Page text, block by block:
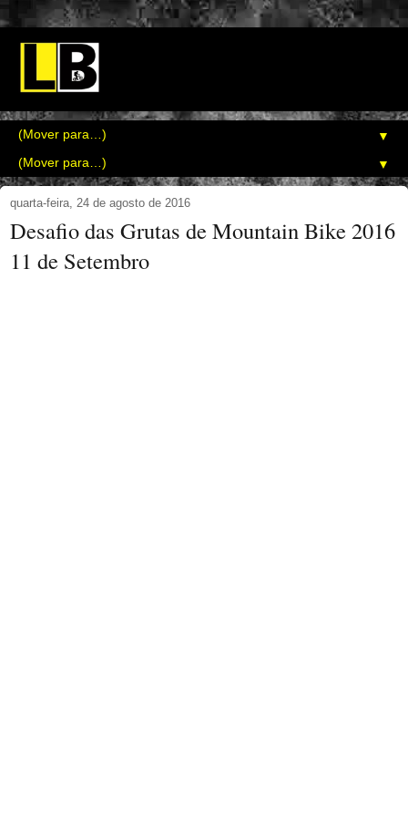
▼
▼
quarta-feira, 24 de agosto de 2016
Desafio das Grutas de Mountain Bike 2016
11 de Setembro